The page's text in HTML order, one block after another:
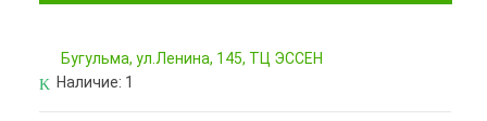
Бугульма, ул.Ленина, 145, ТЦ ЭССЕН
Наличие: 1